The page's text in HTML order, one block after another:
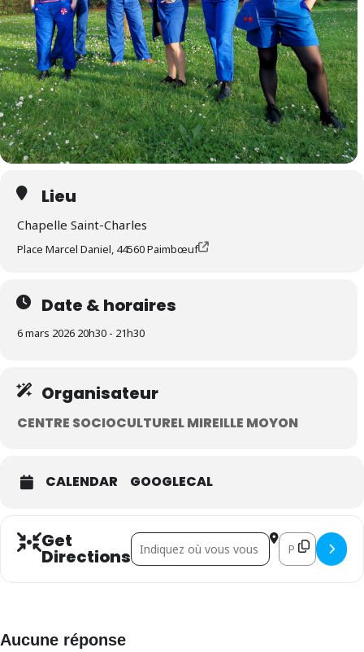
Lieu
Chapelle Saint-Charles
Place Marcel Daniel, 44560 Paimbœuf
Date & horaires
6 mars 2026 20h30 - 21h30
Organisateur
CENTRE SOCIOCULTUREL MIREILLE MOYON
CALENDAR GOOGLECAL
Get
Directions
Address - Karma Boom [] Destination
Aucune réponse